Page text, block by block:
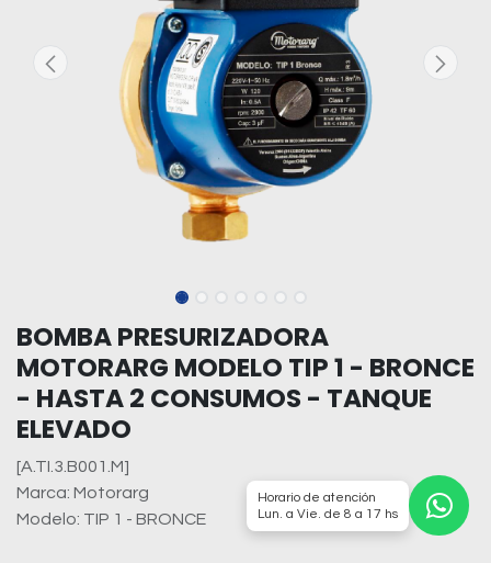
BOMBA PRESURIZADORA
MOTORARG MODELO TIP 1 - BRONCE
- HASTA 2 CONSUMOS - TANQUE
ELEVADO
[A.TI.3.B001.M]
Marca: Motorarg
Modelo: TIP 1 - BRONCE
Horario de atención
Lun. a Vie. de 8 a 17 hs